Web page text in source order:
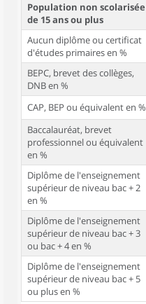
Population non scolarisée
de 15 ans ou plus
Aucun diplôme ou certificat
d'études primaires en %
BEPC, brevet des collèges,
DNB en %
CAP, BEP ou équivalent en %
Baccalauréat, brevet
professionnel ou équivalent
en %
Diplôme de l'enseignement
supérieur de niveau bac + 2
en %
Diplôme de l'enseignement
supérieur de niveau bac + 3
ou bac + 4 en %
Diplôme de l'enseignement
supérieur de niveau bac + 5
ou plus en %